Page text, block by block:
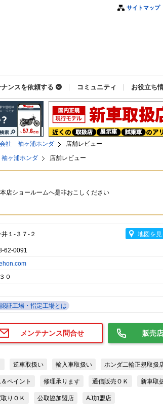
サイトマップ
ンスを依頼する コミュニティ お役立ち
社 袖ヶ浦ホンダ
店舗レビュー
ヶ浦ホンダ 店舗レビュー
店ショールームへ是非おこしください
１-３７-２ 地図を見
62-0091
０
認証工場・指定工場とは
メンテナンス問合せ 販売
逆車取扱い 輸入車取扱い ホンダ二輪正規取扱
ペイント 修理承ります 通信販売ＯＫ 新車取
取りＯＫ 公取協加盟店 AJ加盟店